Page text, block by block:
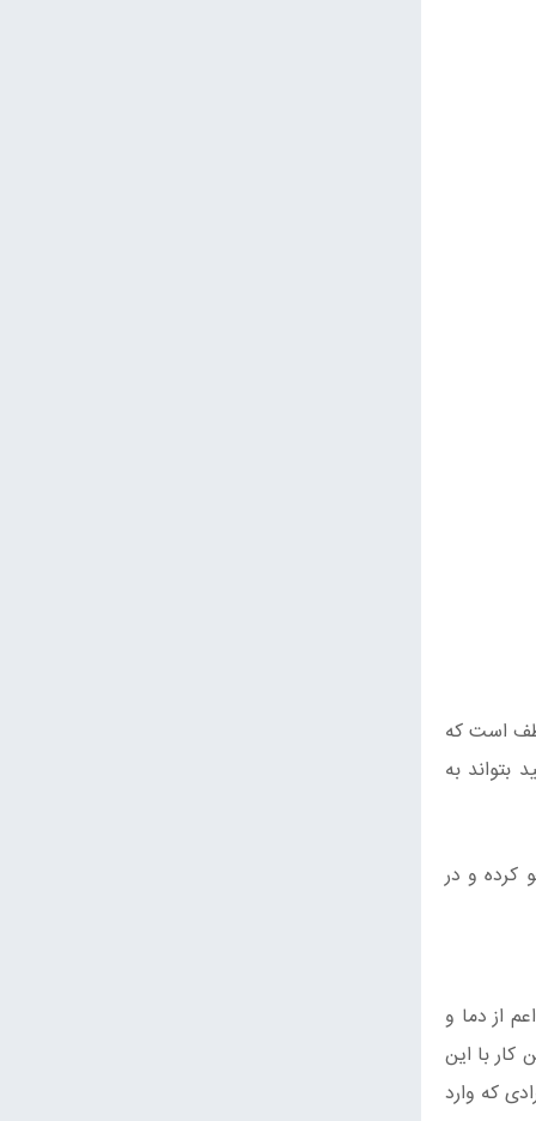
است که
بتواند به
کرده و در
از دما و
کار با این
که وارد